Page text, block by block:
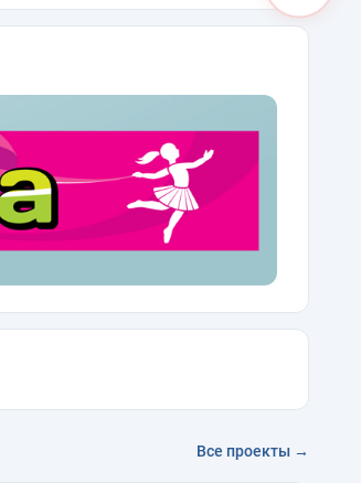
Все проекты →